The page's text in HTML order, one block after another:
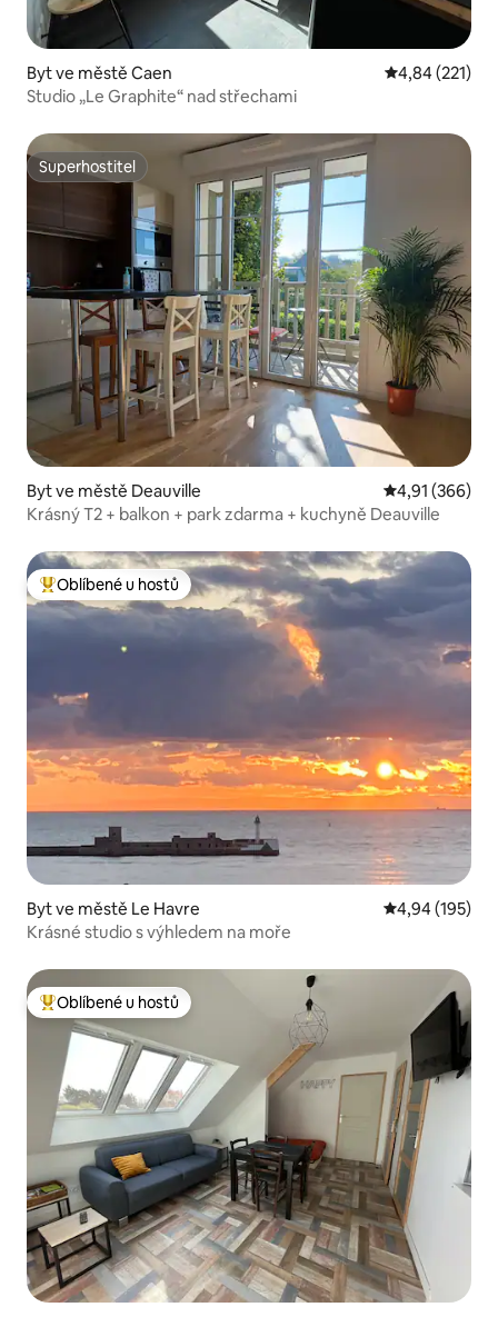
Byt ve městě Caen Průměrné
4,84 (221)
Studio „Le Graphite“ nad střechami
Superhostitel
Superhostitel
Byt ve městě Deauville Průměrné
4,91 (366)
Krásný T2 + balkon + park zdarma + kuchyně Deauville
Nejlepší v kategorii Oblíbené u hostů
Oblíbené u hostů
Byt ve městě Le Havre Průměrné
4,94 (195)
Krásné studio s výhledem na moře
Nejlepší v kategorii Oblíbené u hostů
Oblíbené u hostů